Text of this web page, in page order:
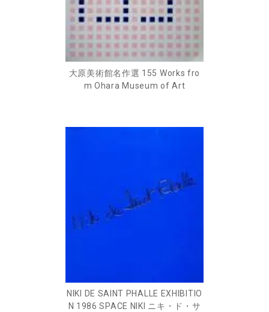
大原美術館名作選 155 Works fro
m Ohara Museum of Art
NIKI DE SAINT PHALLE EXHIBITIO
N 1986 SPACE NIKI ニキ・ド・サ